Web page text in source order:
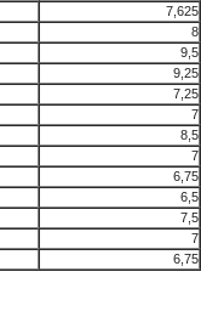
7,625
8
9,5
9,25
7,25
7
8,5
7
6,75
6,5
7,5
7
6,75